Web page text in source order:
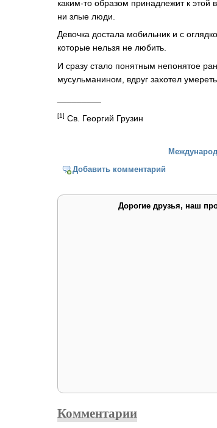
каким-то образом принадлежит к этой
ни злые люди.
Девочка достала мобильник и с
которые нельзя не любить.
И сразу стало понятным непонятое
мусульманином, вдруг захотел
[1] Св. Георгий Грузин
Добавить комментарий
Дорогие друзья, наш
Комментарии